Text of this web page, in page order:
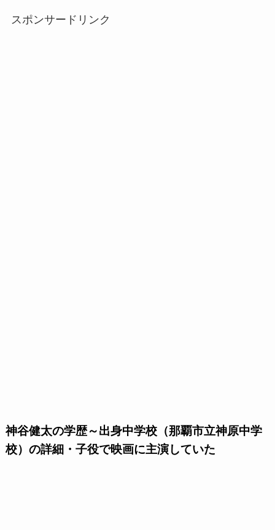
スポンサードリンク
神谷健太の学歴～出身中学校（那覇市立神原中学
校）の詳細・子役で映画に主演していた